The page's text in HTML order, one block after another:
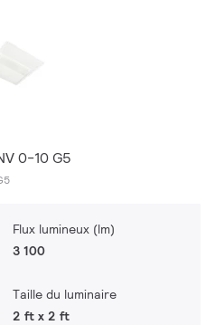
0-10 G5
Flux lumineux (lm)
3 100
Taille du luminaire
2 ft x 2 ft